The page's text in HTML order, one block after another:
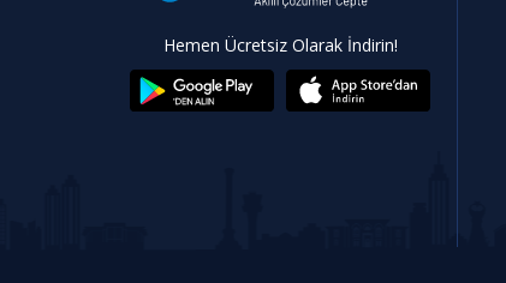
Hemen Ücretsiz Olarak İndirin!